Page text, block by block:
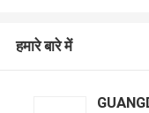
हमारे बारे में